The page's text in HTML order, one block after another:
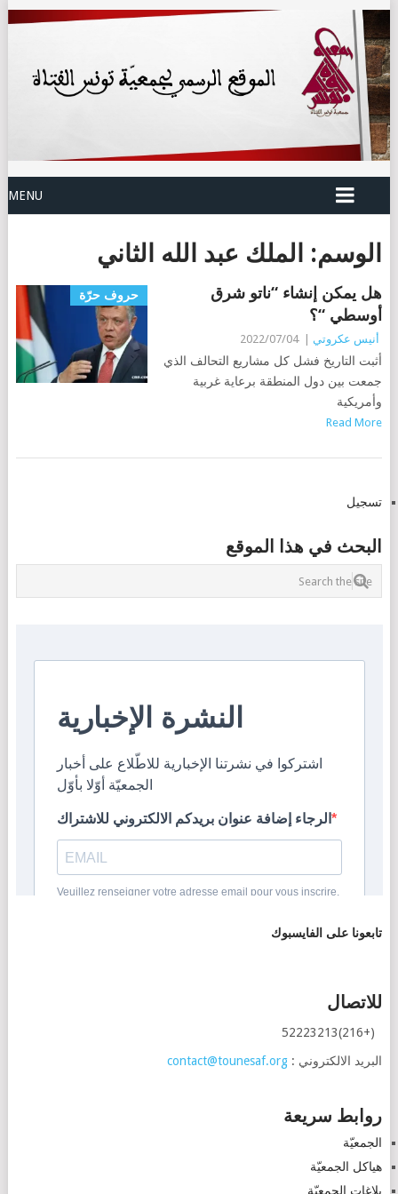
MENU
الوسم: الملك عبد الله الثاني
حروف حرّة
هل يمكن إنشاء “ناتو شرق
أوسطي “؟
أنيس عكروتي 2022/07/04
أثبت التاريخ فشل كل مشاريع التحالف الذي
جمعت بين دول المنطقة برعاية غربية
وأمريكية
Read More
POSTS
تسجيل
البحث في هذا الموقع
تابعونا على الفايسبوك
للاتصال
(+216)52223213
البريد الالكتروني : contact@tounesaf.org
روابط سريعة
الجمعيّة
هياكل الجمعيّة
بلاغات الجمعيّة